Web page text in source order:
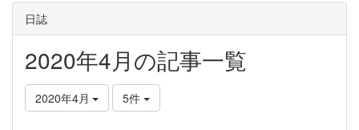
日誌
2020年4月の記事一覧
2020年4月 5件